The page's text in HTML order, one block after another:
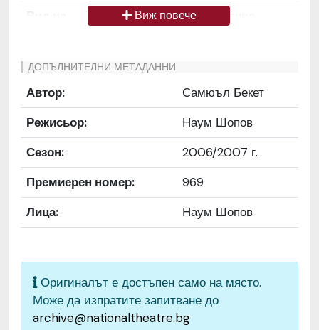
Снимка / изображение
Език на
Български
Права за
ползване
Да се цитира източник:
„Художествен архив НТ
„Иван Вазов“
Предоставяща
страна
България
Качество на
Средно
Вазов“, гр. София, България
Виж повече
ДОПЪЛНИТЕЛНИ МЕТАДАННИ
Автор:
Самюъл Бекет
Режисьор:
Наум Шопов
Сезон:
2006/2007 г.
Премиерен номер:
969
Лица:
Наум Шопов
Оригиналът е достъпен само на място.
Може да изпратите запитване до
archive@nationaltheatre.bg